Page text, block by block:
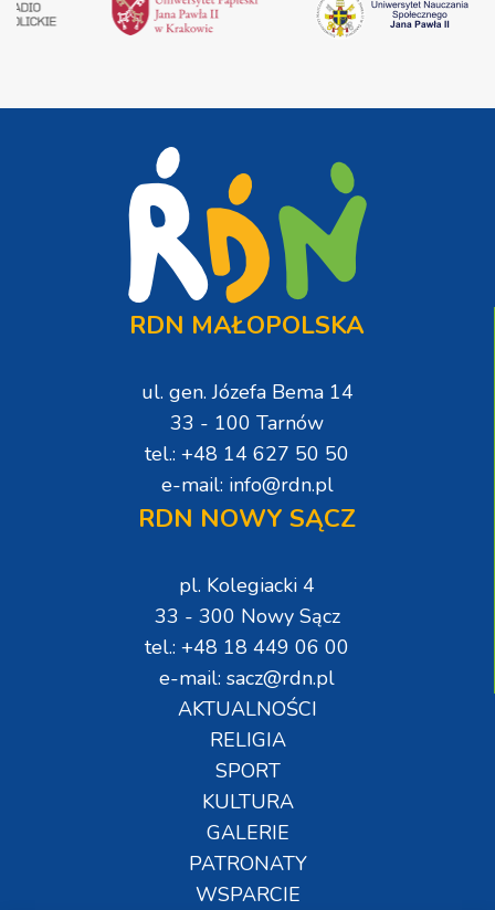
RDN MAŁOPOLSKA
ul. gen. Józefa Bema 14
33 - 100 Tarnów
tel.: +48 14 627 50 50
e-mail: info@rdn.pl
RDN NOWY SĄCZ
pl. Kolegiacki 4
33 - 300 Nowy Sącz
tel.: +48 18 449 06 00
e-mail: sacz@rdn.pl
AKTUALNOŚCI
RELIGIA
SPORT
KULTURA
GALERIE
PATRONATY
WSPARCIE